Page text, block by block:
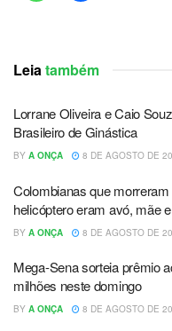
Leiatambém
Lorrane Oliveira e Caio
Brasileiro de Ginástica
BY A ONÇA 8 DE AGOSTO DE
Colombianas que
helicóptero eram avó, mãe
BY A ONÇA 8 DE AGOSTO DE
Mega-Sena sorteia prêmio
milhões neste domingo
BY A ONÇA 8 DE AGOSTO DE